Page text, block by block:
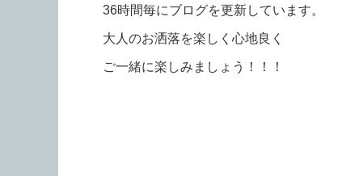
36時間毎にブログを更新しています。
大人のお洒落を楽しく心地良く
ご一緒に楽しみましょう！！！